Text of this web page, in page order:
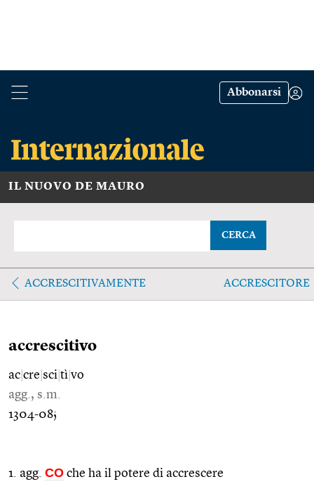
Abbonarsi
IL NUOVO DE MAURO
CERCA
ACCRESCITIVAMENTE ACCRESCITORE
accrescitivo
ac cre sci tì vo
agg., s.m.
1304-08;
1. agg. CO che ha il potere di accrescere